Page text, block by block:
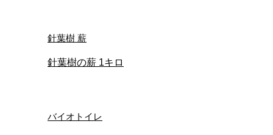
針葉樹 薪
針葉樹の薪 1キロ
バイオトイレ